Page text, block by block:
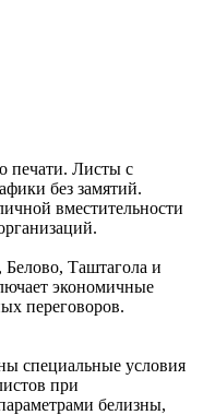
печати. Листы с
без замятий.
вместительности
Таштагола и
экономичные
переговоров.
специальные условия
при
белизны,